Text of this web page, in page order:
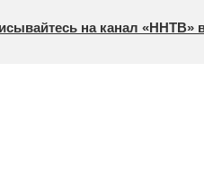
на канал «ННТВ»